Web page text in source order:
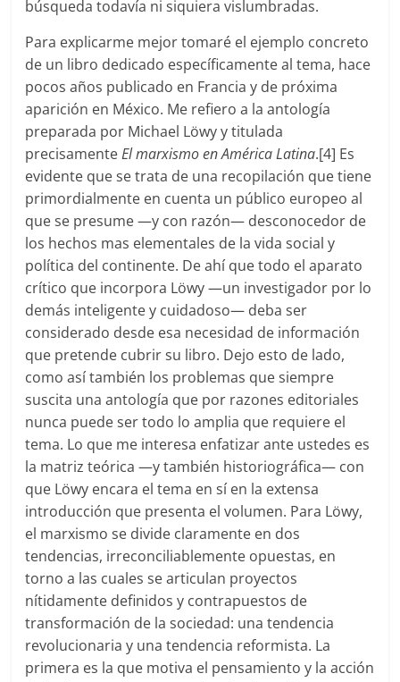
búsqueda todavía ni siquiera vislumbradas.
Para explicarme mejor tomaré el ejemplo concreto
de un libro dedicado específicamente al tema, hace
pocos años publicado en Francia y de próxima
aparición en México. Me refiero a la antología
preparada por Michael Löwy y titulada
precisamenteEl marxismo en América Latina.[4] Es
evidente que se trata de una recopilación que tiene
primordialmente en cuenta un público europeo al
que se presume —y con razón— desconocedor de
los hechos mas elementales de la vida social y
política del continente. De ahí que todo el aparato
crítico que incorpora Löwy —un investigador por lo
demás inteligente y cuidadoso— deba ser
considerado desde esa necesidad de información
que pretende cubrir su libro. Dejo esto de lado,
como así también los problemas que siempre
suscita una antología que por razones editoriales
nunca puede ser todo lo amplia que requiere el
tema. Lo que me interesa enfatizar ante ustedes es
la matriz teórica —y también historiográfica— con
que Löwy encara el tema en sí en la extensa
introducción que presenta el volumen. Para Löwy,
el marxismo se divide claramente en dos
tendencias, irreconciliablemente opuestas, en
torno a las cuales se articulan proyectos
nítidamente definidos y contrapuestos de
transformación de la sociedad: una tendencia
revolucionaria y una tendencia reformista. La
primera es la que motiva el pensamiento y la acción